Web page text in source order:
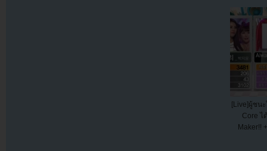
[Live]ผู้ชน
Core ไ
Maker!!